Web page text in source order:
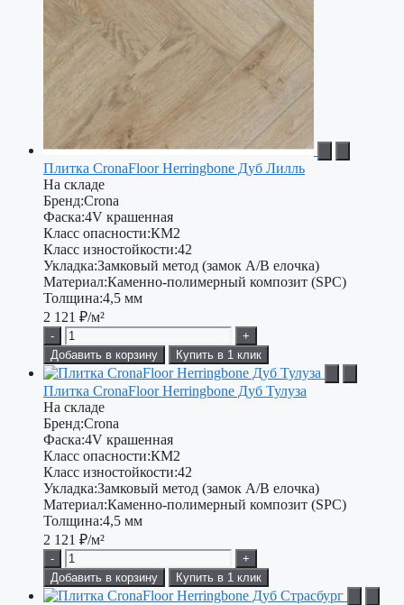
Плитка CronaFloor Herringbone Дуб Лилль
На складе
Бренд:Crona
Фаска:4V крашенная
Класс опасности:КМ2
Класс изностойкости:42
Укладка:Замковый метод (замок А/В елочка)
Материал:Каменно-полимерный композит (SPC)
Толщина:4,5 мм
2 121 ₽/м²
-
+
Добавить в корзину
Купить в 1 клик
Плитка CronaFloor Herringbone Дуб Тулуза
На складе
Бренд:Crona
Фаска:4V крашенная
Класс опасности:КМ2
Класс изностойкости:42
Укладка:Замковый метод (замок А/В елочка)
Материал:Каменно-полимерный композит (SPC)
Толщина:4,5 мм
2 121 ₽/м²
-
+
Добавить в корзину
Купить в 1 клик